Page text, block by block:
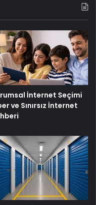
İnternet Seçimi
ve Sınırsız İnternet